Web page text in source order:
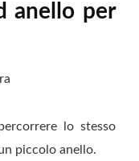
anello per
lo stesso
piccolo anello.